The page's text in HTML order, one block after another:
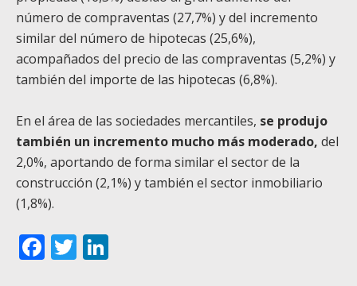
número de compraventas (27,7%) y del incremento
similar del número de hipotecas (25,6%),
acompañados del precio de las compraventas (5,2%) y
también del importe de las hipotecas (6,8%).
En el área de las sociedades mercantiles, se produjo
también un incremento mucho más moderado, del
2,0%, aportando de forma similar el sector de la
construcción (2,1%) y también el sector inmobiliario
(1,8%).
Facebook
Twitter